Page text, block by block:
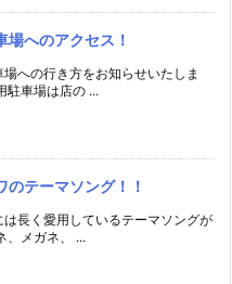
場へのアクセス！
への行き方をお知らせいたしま
駐車場は店の ...
のテーマソング！！
は長く愛用しているテーマソングが
、メガネ、 ...